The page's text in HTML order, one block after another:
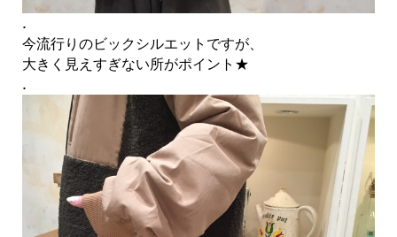
.
今流行りのビックシルエットですが、
大きく見えすぎない所がポイント★
.